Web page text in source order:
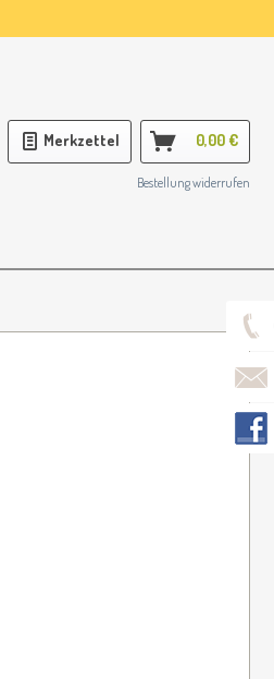
Merkzettel 0,00 €
Bestellung widerrufen